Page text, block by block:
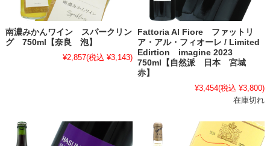
南濃みかんワイン スパークリン
グ 750ml【奈良 泡】
¥2,857(税込 ¥3,143)
Fattoria Al Fiore ファットリ
ア・アル・フィオーレ / Limited
Edirtion imagine 2023
750ml【自然派 日本 宮城
赤】
¥3,454(税込 ¥3,800)
在庫切れ